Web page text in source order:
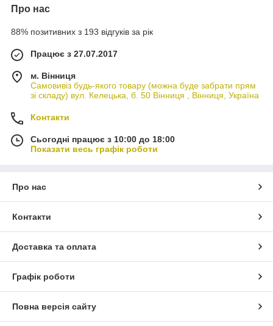
Про нас
88% позитивних з 193 відгуків за рік
Працює з 27.07.2017
м. Вінниця
Самовивіз будь-якого товару (можна буде забрати прям
зі складу) вул. Келецька, б. 50 Вінниця , Вінниця, Україна
Контакти
Сьогодні працює з 10:00 до 18:00
Показати весь графік роботи
Про нас
Контакти
Доставка та оплата
Графік роботи
Повна версія сайту